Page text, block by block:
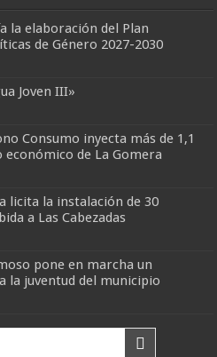
la elaboración del Plan
de Género 2027-2030
Joven III»
Consumo inyecta más de 1,1
de La Gomera
licita la instalación de 30
a Las Cabezadas
pone en marcha un
la juventud del municipio